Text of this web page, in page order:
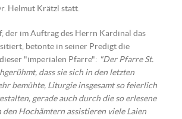
Helmut Krätzl statt.
der im Auftrag des Herrn Kardinal das
betonte in seiner Predigt die
"imperialen Pfarre": "Der Pfarre St.
dass sie sich in den letzten
bemühte, Liturgie insgesamt so feierlich
gerade auch durch die so erlesene
Hochämtern assistieren viele Laien